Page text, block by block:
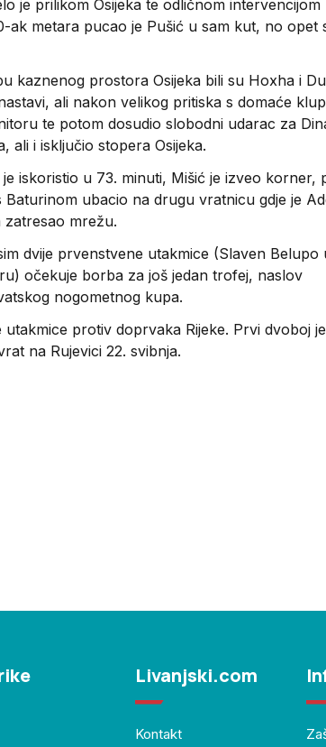
je prilikom Osijeka te odličnom intervencijom
ak metara pucao je Pušić u sam kut, no opet
kaznenog prostora Osijeka bili su Hoxha i
ali nakon velikog pritiska s domaće
te potom dosudio slobodni udarac za
ali i isključio stopera Osijeka.
iskoristio u 73. minuti, Mišić je izveo korner,
ubacio na drugu vratnicu gdje je
zatresao mrežu.
dvije prvenstvene utakmice (Slaven Belupo
očekuje borba za još jedan trofej, naslov
nogometnog kupa.
protiv doprvaka Rijeke. Prvi dvoboj
na Rujevici 22. svibnja.
Livanjski.com
Kontakt